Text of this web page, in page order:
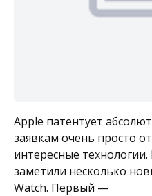
Apple патентует
заявкам очень просто
интересные
заметили несколько
Watch. Первый —